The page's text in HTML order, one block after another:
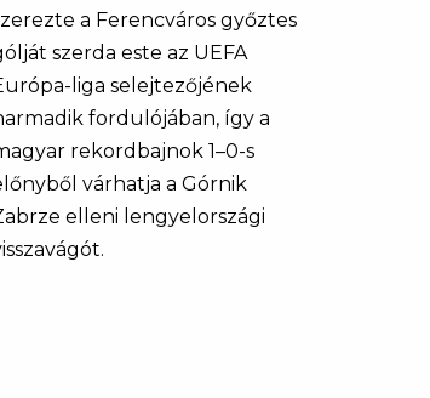
a Ferencváros győztes
szerda este az UEFA
liga selejtezőjének
fordulójában, így a
rekordbajnok 1–0-s
várhatja a Górnik
elleni lengyelországi